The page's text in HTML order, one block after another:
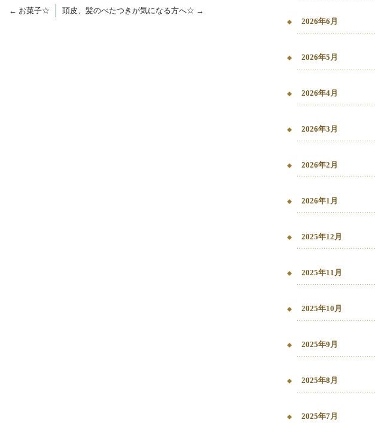
← お菓子☆ 頭皮、髪のべたつきが気になる方へ☆ →
2026年6月
2026年5月
2026年4月
2026年3月
2026年2月
2026年1月
2025年12月
2025年11月
2025年10月
2025年9月
2025年8月
2025年7月